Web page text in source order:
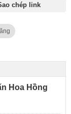
chép link
Hoa Hồng